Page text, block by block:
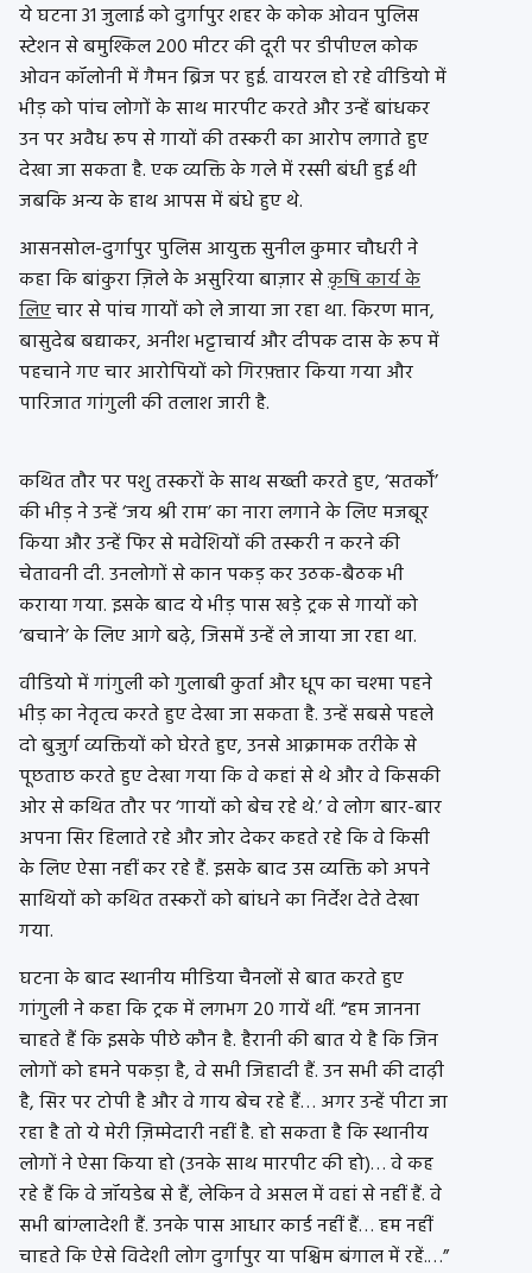
ये घटना 31 जुलाई को दुर्गापुर शहर के कोक ओवन पुलिस
स्टेशन से बमुश्किल 200 मीटर की दूरी पर डीपीएल कोक
ओवन कॉलोनी में गैमन ब्रिज पर हुई. वायरल हो रहे वीडियो में
भीड़ को पांच लोगों के साथ मारपीट करते और उन्हें बांधकर
उन पर अवैध रूप से गायों की तस्करी का आरोप लगाते हुए
देखा जा सकता है. एक व्यक्ति के गले में रस्सी बंधी हुई थी
जबकि अन्य के हाथ आपस में बंधे हुए थे.
आसनसोल-दुर्गापुर पुलिस आयुक्त सुनील कुमार चौधरी ने
कहा कि बांकुरा ज़िले के असुरिया बाज़ार सेकृषि कार्य के
लिएचार से पांच गायों को ले जाया जा रहा था. किरण मान,
बासुदेब बद्याकर, अनीश भट्टाचार्य और दीपक दास के रूप में
पहचाने गए चार आरोपियों को गिरफ़्तार किया गया और
पारिजात गांगुली की तलाश जारी है.
कथित तौर पर पशु तस्करों के साथ सख्ती करते हुए, ‘सतर्कों’
की भीड़ ने उन्हें ‘जय श्री राम’ का नारा लगाने के लिए मजबूर
किया और उन्हें फिर से मवेशियों की तस्करी न करने की
चेतावनी दी. उनलोगों से कान पकड़ कर उठक-बैठक भी
कराया गया. इसके बाद ये भीड़ पास खड़े ट्रक से गायों को
‘बचाने’ के लिए आगे बढ़े, जिसमें उन्हें ले जाया जा रहा था.
वीडियो में गांगुली को गुलाबी कुर्ता और धूप का चश्मा पहने
भीड़ का नेतृत्व करते हुए देखा जा सकता है. उन्हें सबसे पहले
दो बुजुर्ग व्यक्तियों को घेरते हुए, उनसे आक्रामक तरीके से
पूछताछ करते हुए देखा गया कि वे कहां से थे और वे किसकी
ओर से कथित तौर पर ‘गायों को बेच रहे थे.’ वे लोग बार-बार
अपना सिर हिलाते रहे और जोर देकर कहते रहे कि वे किसी
के लिए ऐसा नहीं कर रहे हैं. इसके बाद उस व्यक्ति को अपने
साथियों को कथित तस्करों को बांधने का निर्देश देते देखा
गया.
घटना के बाद स्थानीय मीडिया चैनलों से बात करते हुए
गांगुली ने कहा कि ट्रक में लगभग 20 गायें थीं. “हम जानना
चाहते हैं कि इसके पीछे कौन है. हैरानी की बात ये है कि जिन
लोगों को हमने पकड़ा है, वे सभी जिहादी हैं. उन सभी की दाढ़ी
है, सिर पर टोपी है और वे गाय बेच रहे हैं… अगर उन्हें पीटा जा
रहा है तो ये मेरी ज़िम्मेदारी नहीं है. हो सकता है कि स्थानीय
लोगों ने ऐसा किया हो (उनके साथ मारपीट की हो)… वे कह
रहे हैं कि वे जॉयडेब से हैं, लेकिन वे असल में वहां से नहीं हैं. वे
सभी बांग्लादेशी हैं. उनके पास आधार कार्ड नहीं हैं… हम नहीं
चाहते कि ऐसे विदेशी लोग दुर्गापुर या पश्चिम बंगाल में रहें.…”